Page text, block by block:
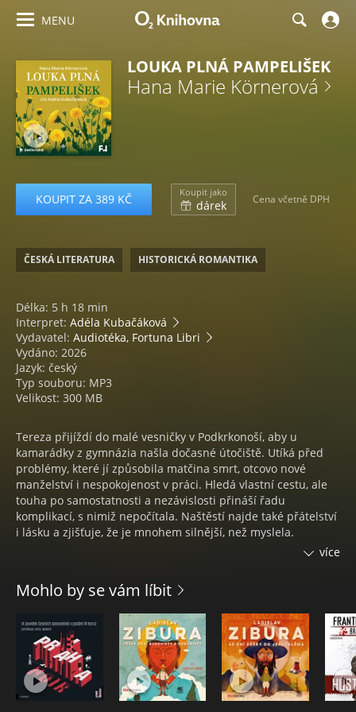
MENU
LOUKA PLNÁ PAMPELIŠEK
Hana Marie Körnerová
KOUPIT ZA 389 KČ Koupit jako
dárek Cena včetně DPH
ČESKÁ LITERATURA HISTORICKÁ ROMANTIKA
Délka: 5 h 18 min
Interpret: Adéla Kubačáková
Vydavatel: Audiotéka, Fortuna Libri
Vydáno: 2026
Jazyk: český
Typ souboru: MP3
Velikost: 300 MB
Tereza přijíždí do malé vesničky v Podkrkonoší, aby u
kamarádky z gymnázia našla dočasné útočiště. Utíká před
problémy, které jí způsobila matčina smrt, otcovo nové
manželství i nespokojenost v práci. Hledá vlastní cestu, ale
touha po samostatnosti a nezávislosti přináší řadu
komplikací, s nimiž nepočítala. Naštěstí najde také přátelství
i lásku a zjišťuje, že je mnohem silnější, než myslela.
radost nejen fanouškům oblíbené spisovatelky.
Knihu doplňuje unikátní sbírka fejetonů, v nichž autorka s
jemným humorem i laskavým nadhledem vypráví o své
rodině, přátelství a drobných radostech života.
HANA MARIE KÖRNEROVÁ
více
Mohlo by se vám líbit